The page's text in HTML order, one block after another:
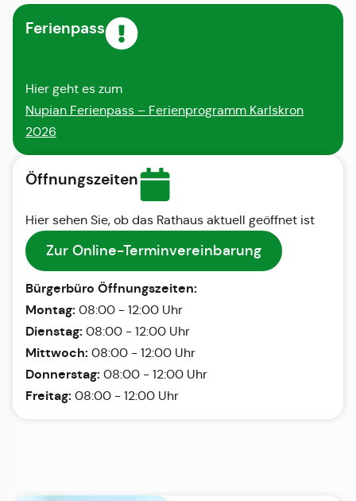
Ferienpass
Hier geht es zum
Nupian Ferienpass – Ferienprogramm Karlskron
2026
Öffnungszeiten
Hier sehen Sie, ob das Rathaus aktuell geöffnet ist
Zur Online-Terminvereinbarung
Bürgerbüro Öffnungszeiten:
Montag: 08:00 - 12:00 Uhr
Dienstag: 08:00 - 12:00 Uhr
Mittwoch: 08:00 - 12:00 Uhr
Donnerstag: 08:00 - 12:00 Uhr
Freitag: 08:00 - 12:00 Uhr